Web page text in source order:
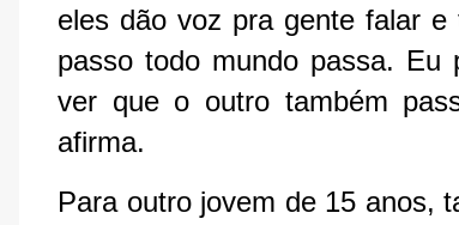
eles dão voz pra gente falar
passo todo mundo passa. Eu
ver que o outro também
afirma.
Para outro jovem de 15 anos,